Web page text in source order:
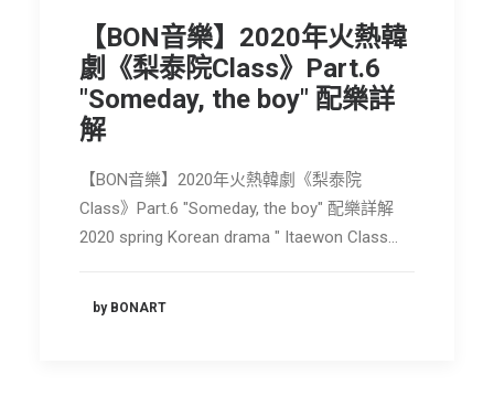
SEARCH
【BON音樂】2020年火熱韓
劇《梨泰院Class》Part.6
"Someday, the boy" 配樂詳
解
【BON音樂】2020年火熱韓劇《梨泰院
Class》Part.6 "Someday, the boy" 配樂詳解
2020 spring Korean drama " Itaewon Class…
by BONART